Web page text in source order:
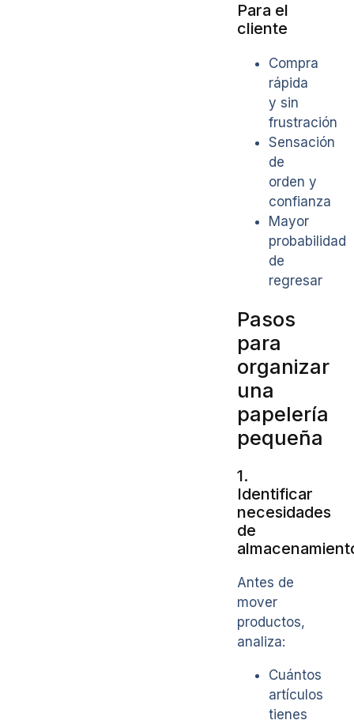
Para el
cliente
Compra
rápida
y sin
frustración
Sensación
de
orden y
confianza
Mayor
probabilidad
de
regresar
Pasos
para
organizar
una
papelería
pequeña
1.
Identificar
necesidades
de
Antes de
mover
productos,
analiza:
Cuántos
artículos
tienes